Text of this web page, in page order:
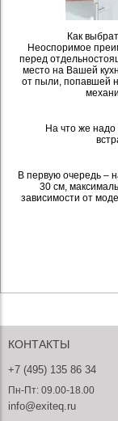
Как
Неоспоримое
перед
место на Вашей
от пыли, попавшей
На что же надо
В первую очередь –
30 см,
зависимости от
КОНТАКТЫ
+7 (495) 135 86 34
Пн-Пт: 09.00-18.00
info@exiteq.ru